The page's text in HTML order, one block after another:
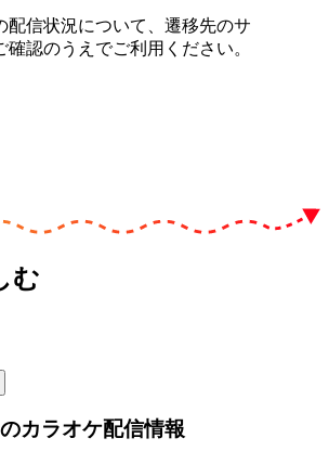
信状況について、遷移先のサ
認のうえでご利用ください。
む
のカラオケ配信情報